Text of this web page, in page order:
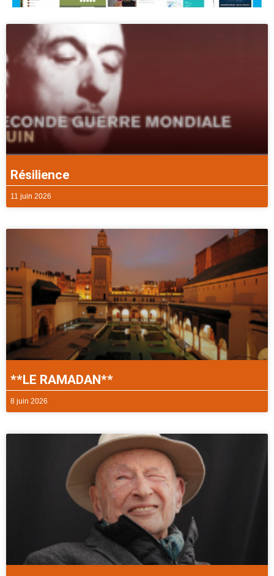
Résilience
11 juin 2026
**LE RAMADAN**
8 juin 2026